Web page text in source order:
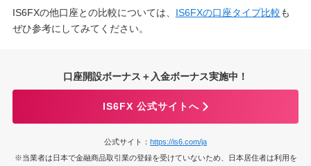
IS6FXの他口座との比較については、 IS6FXの口座タイプ比較も
ぜひ参考にしてみてください。
口座開設ボーナス＋入金ボーナス実施中！
IS6FX 公式サイトへ
公式サイト： https://is6.com/ja
※当業者は日本で金融商品取引業の登録を受けていないため、日本居住者は利用を